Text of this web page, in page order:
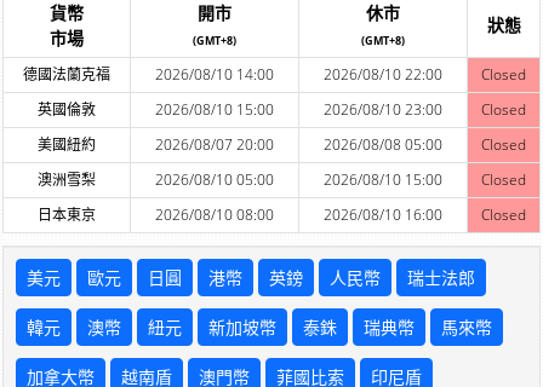
貨幣
市場
開市
(GMT+8)
休市
(GMT+8)
狀態
德國法蘭克福 2026/08/10 14:00 2026/08/10 22:00
Closed
英國倫敦
2026/08/10 15:00 2026/08/10 23:00
Closed
美國紐約
2026/08/07 20:00 2026/08/08 05:00
Closed
澳洲雪梨
2026/08/10 05:00 2026/08/10 15:00
Closed
日本東京
2026/08/10 08:00 2026/08/10 16:00 Closed
美元 歐元 日圓 港幣 英鎊 人民幣 瑞士法郎
韓元 澳幣 紐元 新加坡幣 泰銖 瑞典幣 馬來幣
加拿大幣 越南盾 澳門幣 菲國比索 印尼盾